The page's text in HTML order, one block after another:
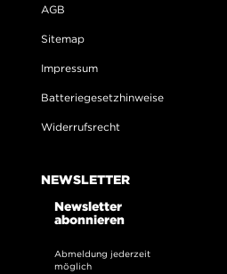
AGB
Sitemap
Impressum
Batteriegesetzhinweise
Widerrufsrecht
NEWSLETTER
Newsletter
abonnieren
Abmeldung jederzeit
möglich